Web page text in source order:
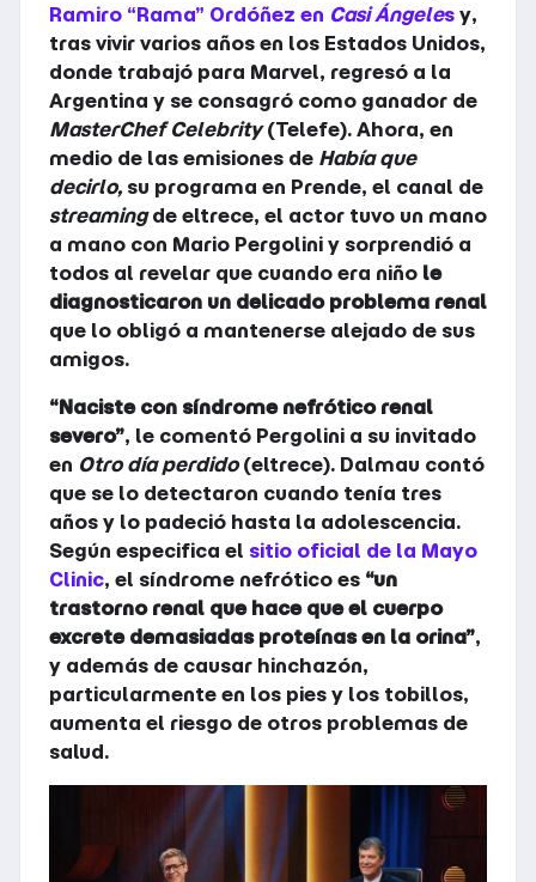
Ramiro “Rama” Ordóñez en Casi Ángeles y,
tras vivir varios años en los Estados Unidos,
donde trabajó para Marvel, regresó a la
Argentina y se consagró como ganador de
MasterChef Celebrity(Telefe). Ahora, en
medio de las emisiones de Había que
decirlo, su programa en Prende, el canal de
streamingde eltrece, el actor tuvo un mano
a mano con Mario Pergolini y sorprendió a
todos al revelar que cuando era niño le
diagnosticaron un delicado problema renal
que lo obligó a mantenerse alejado de sus
amigos.
“Naciste con síndrome nefrótico renal
severo”, le comentó Pergolini a su invitado
en Otro día perdido(eltrece). Dalmau contó
que se lo detectaron cuando tenía tres
años y lo padeció hasta la adolescencia.
Según especifica el sitio oficial de la Mayo
Clinic, el síndrome nefrótico es “un
trastorno renal que hace que el cuerpo
excrete demasiadas proteínas en la orina”,
y además de causar hinchazón,
particularmente en los pies y los tobillos,
aumenta el riesgo de otros problemas de
salud.